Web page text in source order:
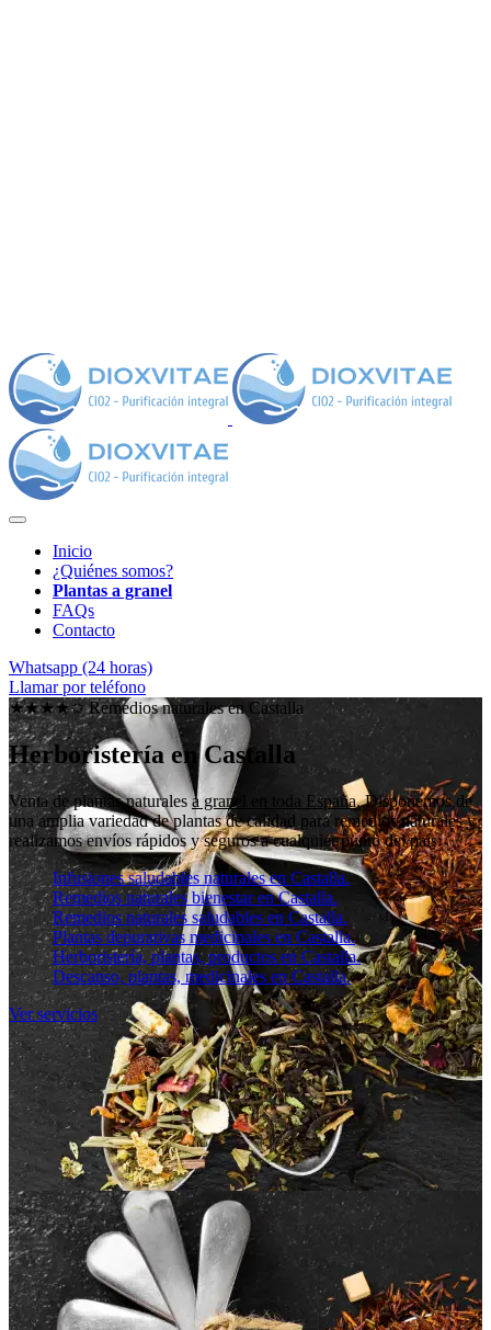
Inicio
¿Quiénes somos?
Plantas a granel
FAQs
Contacto
Whatsapp (24 horas)
Llamar por teléfono
★★★★✩ Remedios naturales en Castalla
Herboristería en Castalla
Venta de plantas naturalesa granel en toda España. Disponemos de
una amplia variedad de plantas de calidad para remedios naturales y
realizamos envíos rápidos y seguros a cualquier punto del país.
Infusiones saludables naturales en Castalla.
Remedios naturales bienestar en Castalla.
Remedios naturales saludables en Castalla.
Plantas depurativas medicinales en Castalla.
Herboristería, plantas, productos en Castalla.
Descanso, plantas, medicinales en Castalla.
Ver servicios